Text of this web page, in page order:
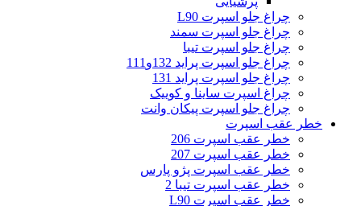
چراغ جلو اسپرت L90
چراغ جلو اسپرت سمند
چراغ جلو اسپرت تیبا
چراغ جلو اسپرت پراید 132و111
چراغ جلو اسپرت پراید 131
چراغ اسپرت ساینا و کوییک
چراغ جلو اسپرت پیکان وانت
خطر عقب اسپرت
خطر عقب اسپرت 206
خطر عقب اسپرت 207
خطر عقب اسپرت پژو پارس
خطر عقب اسپرت تیبا 2
خطر عقب اسپرت L90